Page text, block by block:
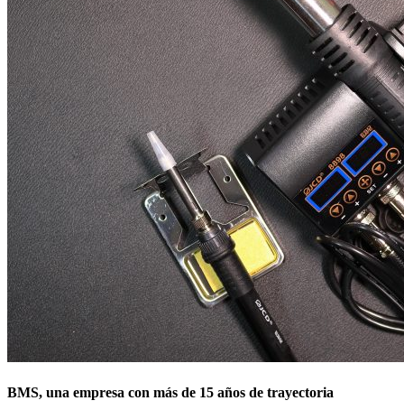
BMS, una empresa con más de 15 años de trayectoria